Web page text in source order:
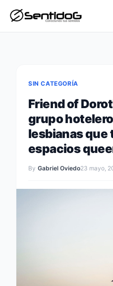
SIN CATEGORÍA
Friend of
grupo
lesbianas que
espacios
By Gabriel Oviedo23 mayo,